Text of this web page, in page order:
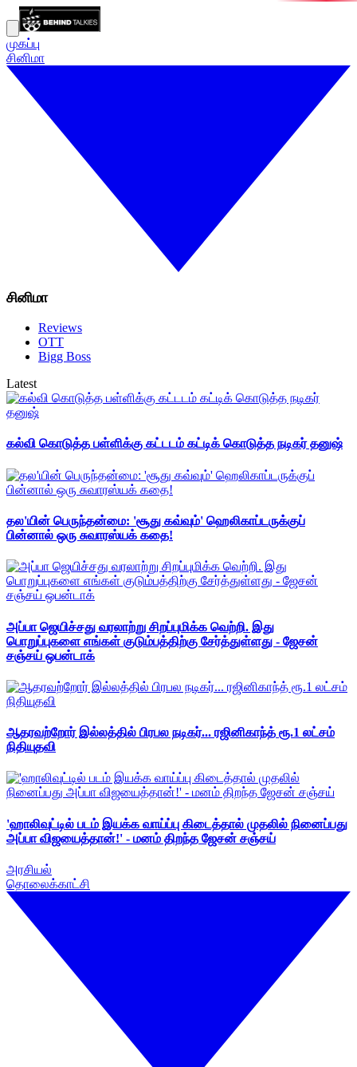
முகப்பு
சினிமா
சினிமா
Reviews
OTT
Bigg Boss
Latest
கல்வி கொடுத்த பள்ளிக்கு கட்டடம் கட்டிக் கொடுத்த நடிகர் தனுஷ்
தல'யின் பெருந்தன்மை: 'சூது கவ்வும்' ஹெலிகாப்டருக்குப்
பின்னால் ஒரு சுவாரஸ்யக் கதை!
அப்பா ஜெயிச்சது வரலாற்று சிறப்புமிக்க வெற்றி. இது
பொறுப்புகளை எங்கள் குடும்பத்திற்கு சேர்த்துள்ளது - ஜேசன்
சஞ்சய் ஒபன்டாக்
ஆதரவற்றோர் இல்லத்தில் பிரபல நடிகர்... ரஜினிகாந்த் ரூ.1 லட்சம்
நிதியுதவி
'ஹாலிவுட்டில் படம் இயக்க வாய்ப்பு கிடைத்தால் முதலில் நினைப்பது
அப்பா விஜயைத்தான்!' - மனம் திறந்த ஜேசன் சஞ்சய்
அரசியல்
தொலைக்காட்சி